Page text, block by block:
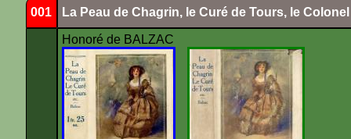
001 La Peau de Chagrin, le Curé de Tours, le
Honoré de BALZAC